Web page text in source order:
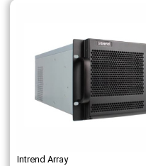
Intrend Array